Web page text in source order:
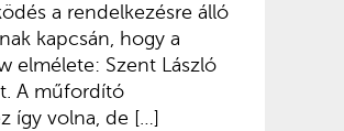
a rendelkezésre álló
kapcsán, hogy a
elmélete: Szent László
A műfordító
így volna, de […]